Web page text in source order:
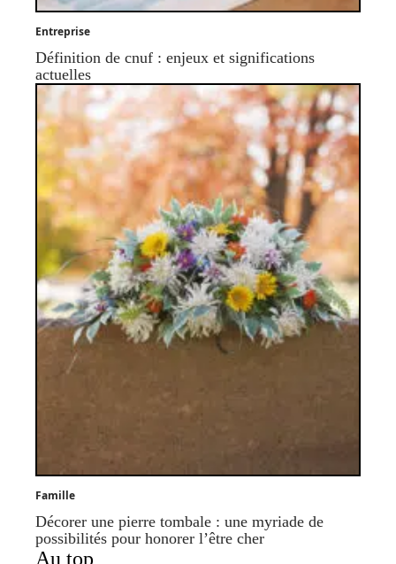
Entreprise
Définition de cnuf : enjeux et significations
actuelles
Famille
Décorer une pierre tombale : une myriade de
possibilités pour honorer l’être cher
Au top